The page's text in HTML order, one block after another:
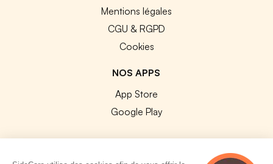
Mentions légales
CGU & RGPD
Cookies
NOS APPS
App Store
Google Play